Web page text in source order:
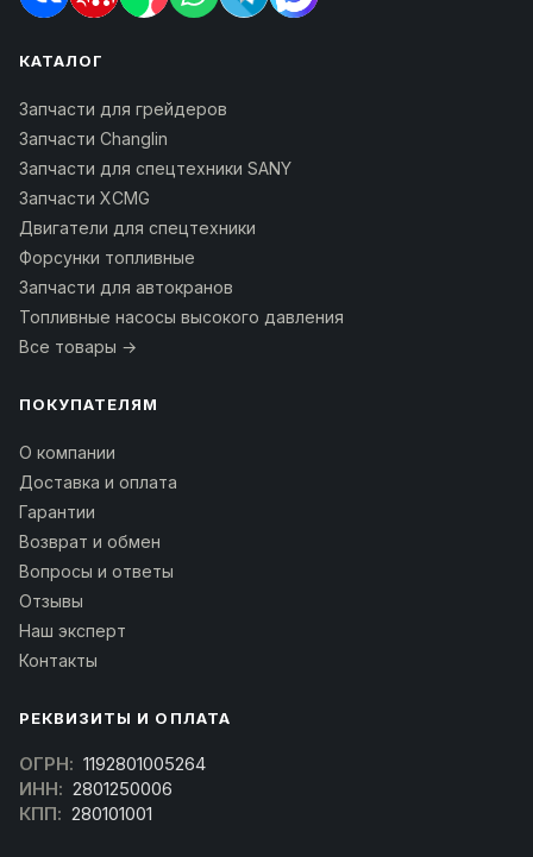
КАТАЛОГ
Запчасти для грейдеров
Запчасти Changlin
Запчасти для спецтехники SANY
Запчасти XCMG
Двигатели для спецтехники
Форсунки топливные
Запчасти для автокранов
Топливные насосы высокого давления
Все товары →
ПОКУПАТЕЛЯМ
О компании
Доставка и оплата
Гарантии
Возврат и обмен
Вопросы и ответы
Отзывы
Наш эксперт
Контакты
РЕКВИЗИТЫ И ОПЛАТА
ОГРН: 1192801005264
ИНН: 2801250006
КПП: 280101001